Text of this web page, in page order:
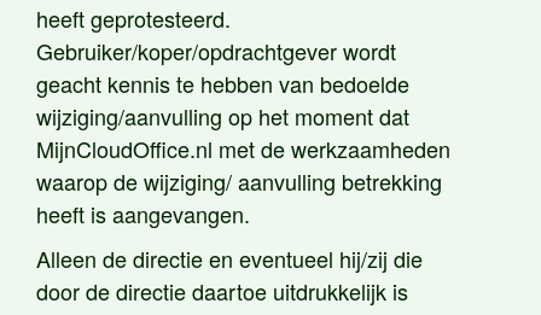
heeft geprotesteerd.
Gebruiker/koper/opdrachtgever wordt
geacht kennis te hebben van bedoelde
wijziging/aanvulling op het moment dat
MijnCloudOffice.nl met de werkzaamheden
waarop de wijziging/ aanvulling betrekking
heeft is aangevangen.
Alleen de directie en eventueel hij/zij die
door de directie daartoe uitdrukkelijk is